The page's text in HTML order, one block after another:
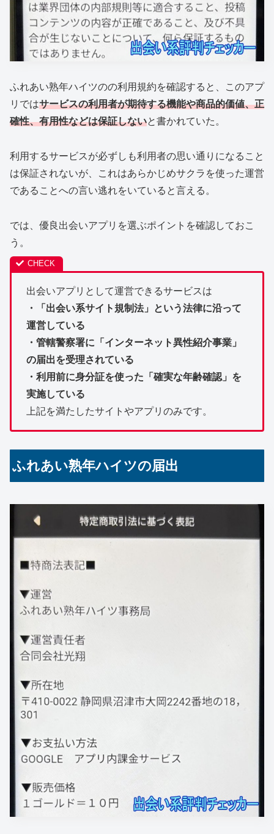
ふれあい熟年ハイツのの利用規約を確認すると、このアプ
リではサービスの利用者が期待する機能や商品的価値、正
確性、有用性などは保証しないと書かれていた。
利用するサービスが必ずしも利用者の思い通りになること
は保証されないが、これはあらかじめサクラを使った運営
であることへの言い逃れをいていると言える。
では、優良出会いアプリを選ぶポイントを確認しておこ
う。
出会いアプリとして運営できるサービスは
・「出会い系サイト規制法」という法律に沿って
運営している
・管轄警察署に「インターネット異性紹介事業」
の届出を受理されている
・利用前に身分証を使った「確実な年齢確認」を
実施している
上記を満たしたサイトやアプリのみです。
ふれあい熟年ハイツの届出